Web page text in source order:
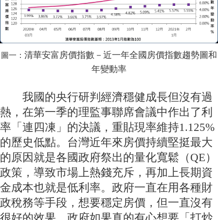
圖一： 清華安富房價指數－近一年全國房價指數趨勢圖和
年變動率
我國的央行研判經濟穩健成長但沒有過
熱，在第一季的理監事聯席會議中作出了利
率「連四凍」的決議，重貼現率維持1.125%
的歷史低點。台灣近年來房價持續堅挺最大
的原因就是各國政府祭出的量化寬鬆（QE）
政策，導致市場上熱錢充斥，再加上長期資
金成本也就是低利率。政府一直在用各種財
政稅務等手段，想要穩定房價，但一直沒有